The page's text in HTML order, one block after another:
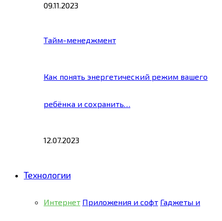
09.11.2023
Тайм-менеджмент
Как понять энергетический режим вашего
ребёнка и сохранить…
12.07.2023
Технологии
Интернет Приложения и софт Гаджеты и